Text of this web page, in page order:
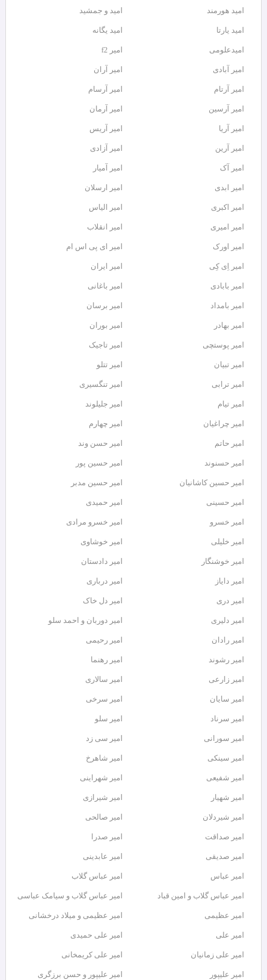
امید هورمند امید و جمشید
امید یارتا امید یگانه
امیدعلومی امیر f2
امیر آبادی امیر آران
امیر آرتام امیر آرسام
امیر آرسین امیر آرمان
امیر آریا امیر آریس
امیر آرین امیر آزادی
امیر آک امیر آمیار
امیر ابدی امیر ارسلان
امیر اکبری امیر الیاس
امیر امیری امیر انقلاب
امیر اورک امیر ای پی اس ام
امیر اِی کِی امیر ایران
امیر بابادی امیر باغانی
امیر بامداد امیر برسان
امیر بهادر امیر بوران
امیر پوستچی امیر تاجیک
امیر تبیان امیر تتلو
امیر ترابی امیر تنگسیری
امیر تیام امیر جلیلوند
امیر چراغیان امیر چهارم
امیر حاتم امیر حسن وند
امیر حسنوند امیر حسین پور
امیر حسین کاشانیان امیر حسین مدبر
امیر حسینی امیر حمیدی
امیر خسرو امیر خسرو مرادی
امیر خلیلی امیر خوشاوی
امیر خوشنگار امیر دادستان
امیر دایاز امیر درباری
امیر دری امیر دل خاک
امیر دلیری امیر دوربان و احمد سلو
امیر رادان امیر رحیمی
امیر رشوند امیر رهنما
امیر زارعی امیر سالاری
امیر سایان امیر سرخی
امیر سرناد امیر سلو
امیر سورانی امیر سی زد
امیر سینکی امیر شاهرخ
امیر شفیعی امیر شهراینی
امیر شهیار امیر شیرازی
امیر شیردلان امیر صالحی
امیر صداقت امیر صدرا
امیر صدیقی امیر عابدینی
امیر عباس امیر عباس گلاب
امیر عباس گلاب و امین قباد امیر عباس گلاب و سیامک عباسی
امیر عظیمی امیر عظیمی و میلاد درخشانی
امیر علی امیر علی حمیدی
امیر علی زمانیان امیر علی کریمخانی
امیر علیپور امیر علیپور و حسن برزگری